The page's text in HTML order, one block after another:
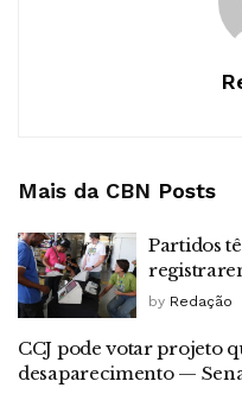
Mais da CBN Posts
Partidos
by Redação
CCJ pode votar projeto
desaparecimento —